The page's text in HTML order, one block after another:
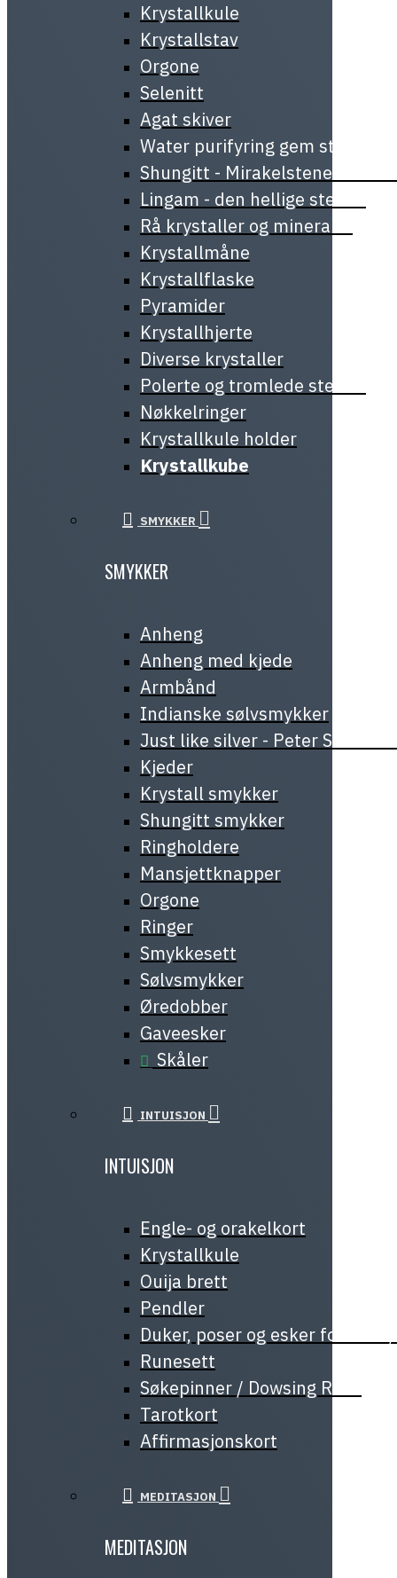
Krystallkule
Krystallstav
Orgone
Selenitt
Agat skiver
Water purifyring gem stick
Shungitt - Mirakelstenen fra
Lingam - den hellige stenen
Rå krystaller og mineraler
Krystallmåne
Krystallflaske
Pyramider
Krystallhjerte
Diverse krystaller
Polerte og tromlede steiner
Nøkkelringer
Krystallkule holder
Krystallkube
SMYKKER
SMYKKER
Anheng
Anheng med kjede
Armbånd
Indianske sølvsmykker
Just like silver - Peter Stone
Kjeder
Krystall smykker
Shungitt smykker
Ringholdere
Mansjettknapper
Orgone
Ringer
Smykkesett
Sølvsmykker
Øredobber
Gaveesker
Skåler
INTUISJON
INTUISJON
Engle- og orakelkort
Krystallkule
Ouija brett
Pendler
Duker, poser og esker for
Runesett
Søkepinner / Dowsing Rods
Tarotkort
Affirmasjonskort
MEDITASJON
MEDITASJON